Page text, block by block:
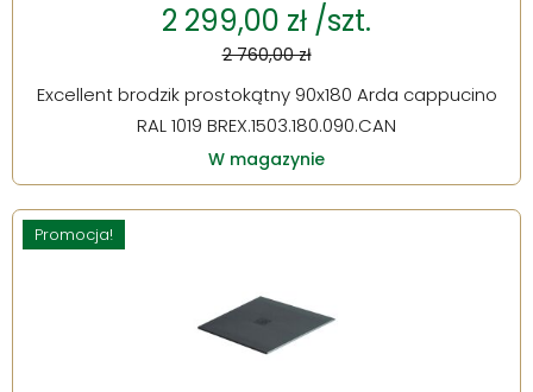
2 299,00 zł /szt.
2 760,00 zł
Excellent brodzik prostokątny 90x180 Arda cappucino
RAL 1019 BREX.1503.180.090.CAN
W magazynie
Promocja!